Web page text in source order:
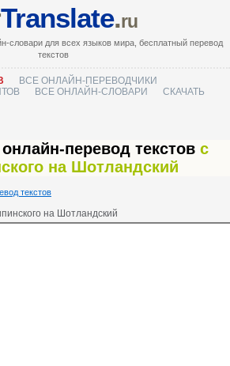
Translate.ru
словари для всех языков мира, бесплатный перевод
текстов
ВСЕ ОНЛАЙН-ПЕРЕВОДЧИКИ
ВСЕ ОНЛАЙН-СЛОВАРИ
СКАЧАТЬ
перевод текстов с
на Шотландский
текстов
на Шотландский